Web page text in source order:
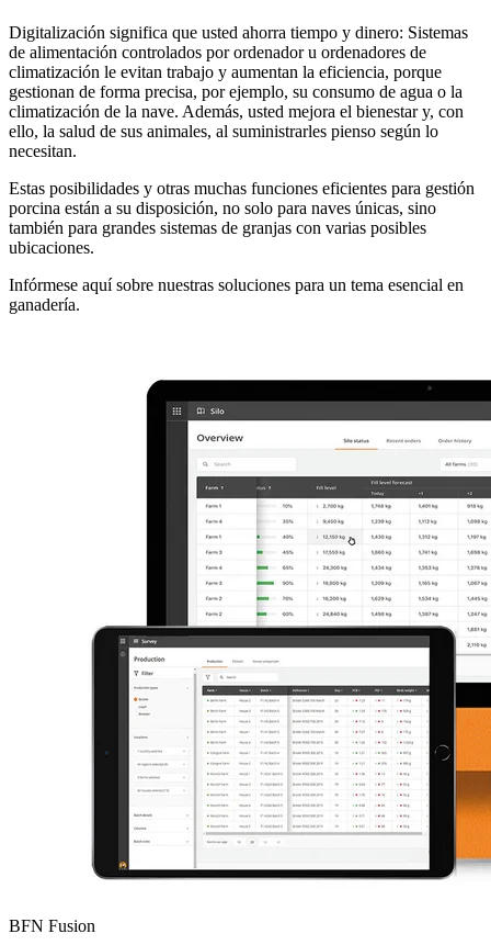
Digitalización significa que usted ahorra tiempo y dinero: Sistemas
de alimentación controlados por ordenador u ordenadores de
climatización le evitan trabajo y aumentan la eficiencia, porque
gestionan de forma precisa, por ejemplo, su consumo de agua o la
climatización de la nave. Además, usted mejora el bienestar y, con
ello, la salud de sus animales, al suministrarles pienso según lo
necesitan.
Estas posibilidades y otras muchas funciones eficientes para gestión
porcina están a su disposición, no solo para naves únicas, sino
también para grandes sistemas de granjas con varias posibles
ubicaciones.
Infórmese aquí sobre nuestras soluciones para un tema esencial en
ganadería.
BFN Fusion